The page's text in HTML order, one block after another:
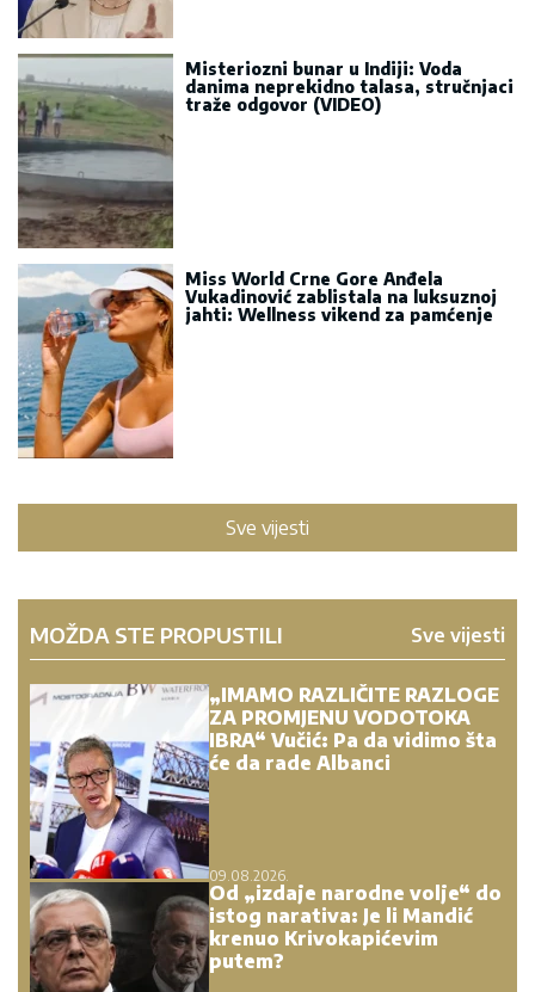
Misteriozni bunar u Indiji: Voda
danima neprekidno talasa, stručnjaci
traže odgovor (VIDEO)
Miss World Crne Gore Anđela
Vukadinović zablistala na luksuznoj
jahti: Wellness vikend za pamćenje
Sve vijesti
MOŽDA STE PROPUSTILI Sve vijesti
„IMAMO RAZLIČITE RAZLOGE
ZA PROMJENU VODOTOKA
IBRA“ Vučić: Pa da vidimo šta
će da rade Albanci
09.08.2026.
Od „izdaje narodne volje“ do
istog narativa: Je li Mandić
krenuo Krivokapićevim
putem?